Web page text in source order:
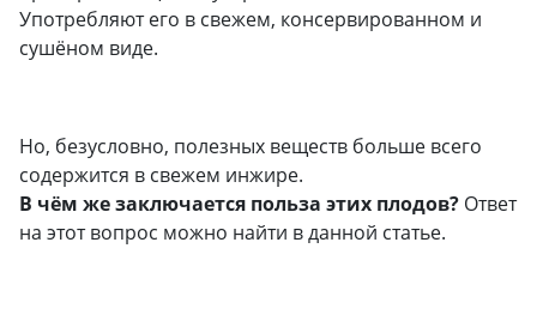
Употребляют его в свежем, консервированном и
сушёном виде.
Но, безусловно, полезных веществ больше всего
содержится в свежем инжире.
В чём же заключается польза этих плодов? Ответ
на этот вопрос можно найти в данной статье.